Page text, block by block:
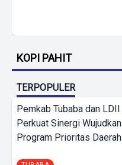
KOPI PAHIT
TERPOPULER
Pemkab Tubaba dan LDII
Perkuat Sinergi Wujudkan
Program Prioritas Daerah